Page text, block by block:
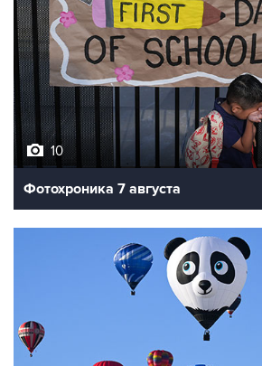
10
Фотохроника 7 августа